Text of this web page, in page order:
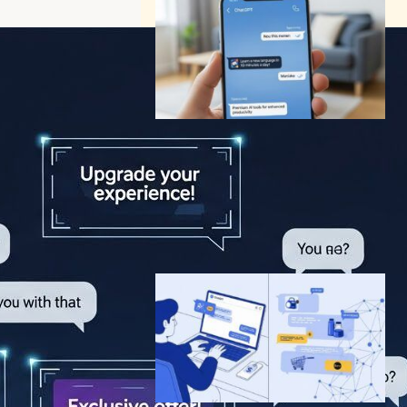
ChatGPT、会話ベース広告の
テスト開始へ―広告導入の背
景に迫る
AI（人工知能）ニュース
テクノロジーと経済ニュース
OpenAI
2026年1月27日16:30